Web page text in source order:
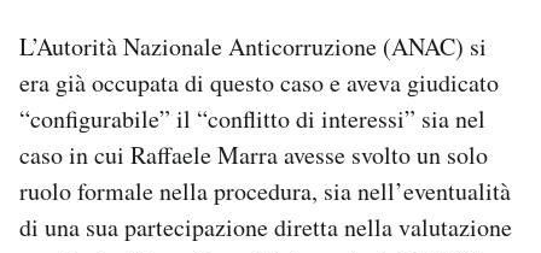
L’Autorità Nazionale Anticorruzione (ANAC) si
era già occupata di questo caso e aveva giudicato
“configurabile” il “conflitto di interessi” sia nel
caso in cui Raffaele Marra avesse svolto un solo
ruolo formale nella procedura, sia nell’eventualità
di una sua partecipazione diretta nella valutazione